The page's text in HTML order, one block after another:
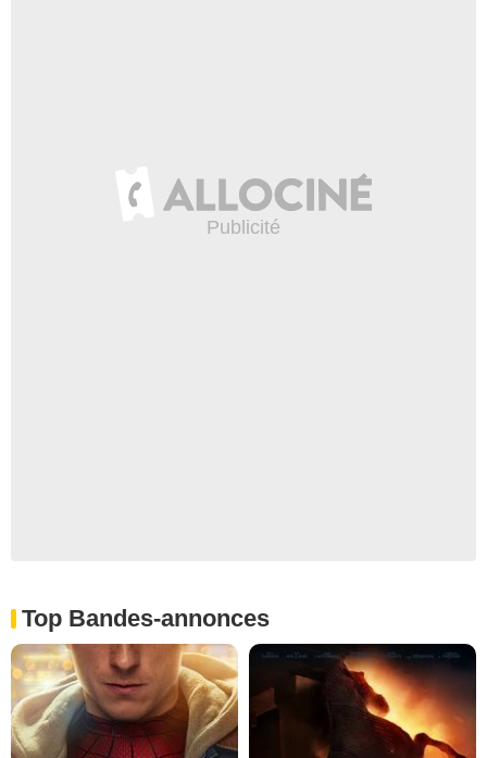
Top Bandes-annonces